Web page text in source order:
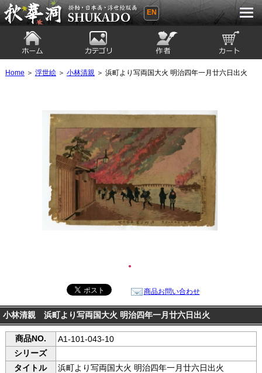
秋華洞 SHUKADO 掛軸・日本画・浮世
EN
Home ＞ 浮世絵＞ 小林清親＞ 浜町より写両国大火 明治四年一月廿六日出火
●
商品お問い合わせ
小林清親 浜町より写両国大火 明治四年一月廿六日出火
商品NO.
A1-101-043-10
シリーズ
タイトル
浜町より写両国大火 明治四年一月廿六日出火